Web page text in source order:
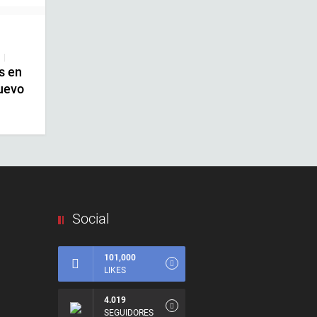
|
en
Social
101,000
LIKES
4.019
SEGUIDORES